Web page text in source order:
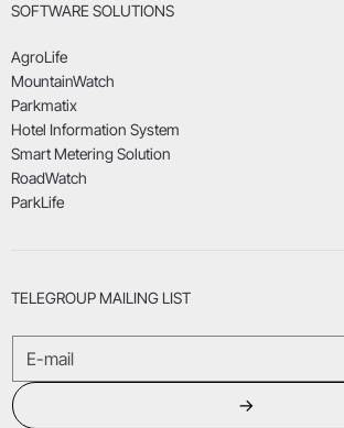
SOFTWARE SOLUTIONS
AgroLife
MountainWatch
Parkmatix
Hotel Information System
Smart Metering Solution
RoadWatch
ParkLife
TELEGROUP MAILING LIST
→